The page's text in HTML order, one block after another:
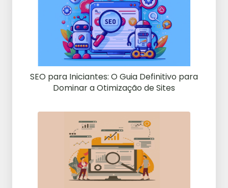
SEO para Iniciantes: O Guia Definitivo para
Dominar a Otimização de Sites